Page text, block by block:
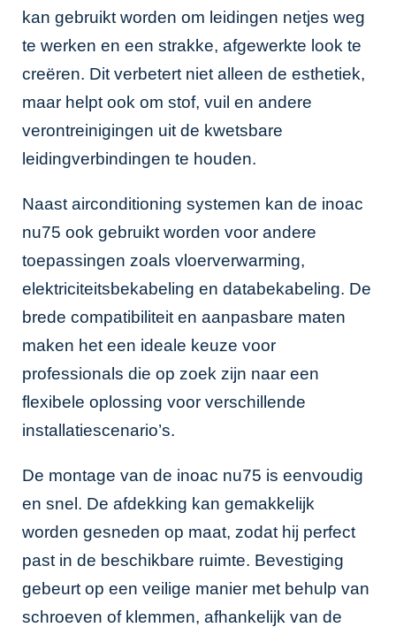
kan gebruikt worden om leidingen netjes weg
te werken en een strakke, afgewerkte look te
creëren. Dit verbetert niet alleen de esthetiek,
maar helpt ook om stof, vuil en andere
verontreinigingen uit de kwetsbare
leidingverbindingen te houden.
Naast airconditioning systemen kan de inoac
nu75 ook gebruikt worden voor andere
toepassingen zoals vloerverwarming,
elektriciteitsbekabeling en databekabeling. De
brede compatibiliteit en aanpasbare maten
maken het een ideale keuze voor
professionals die op zoek zijn naar een
flexibele oplossing voor verschillende
installatiescenario’s.
De montage van de inoac nu75 is eenvoudig
en snel. De afdekking kan gemakkelijk
worden gesneden op maat, zodat hij perfect
past in de beschikbare ruimte. Bevestiging
gebeurt op een veilige manier met behulp van
schroeven of klemmen, afhankelijk van de